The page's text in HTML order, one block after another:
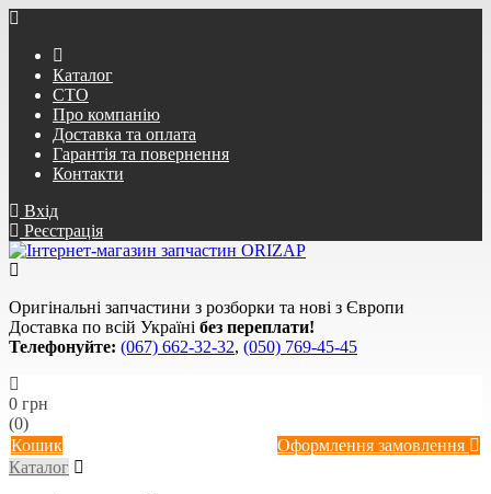
Каталог
СТО
Про компанію
Доставка та оплата
Гарантія та повернення
Контакти
Вхід
Реєстрація
Оригінальні запчастини з розборки та нові з Європи
Доставка по всій Україні без переплати!
Телефонуйте: (067) 662-32-32, (050) 769-45-45
0 грн
(0)
Кошик
Оформлення замовлення
Каталог